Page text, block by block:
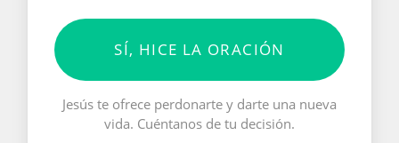
SÍ, HICE LA ORACIÓN
Jesús te ofrece perdonarte y darte una nueva
vida. Cuéntanos de tu decisión.